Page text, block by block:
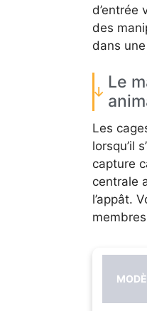
des
dans
Le
Les
lorsqu’il
capture
centrale
l’appât.